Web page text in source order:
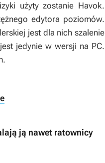
użyty zostanie Havok.
edytora poziomów.
jest dla nich szalenie
jedynie w wersji na PC.
ją nawet ratownicy